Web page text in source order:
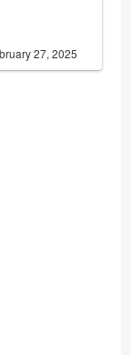
27, 2025